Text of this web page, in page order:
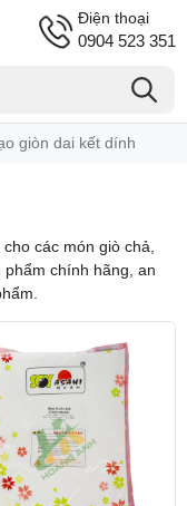
Điện thoại
0904 523 351
giòn dai kết dính
các món giò chả,
chính hãng, an